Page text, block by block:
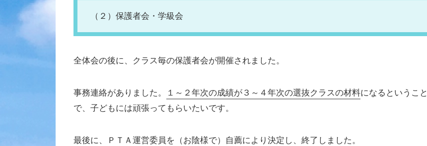
（２）保護者会・学級会
全体会の後に、クラス毎の保護者会が開催されました。
事務連絡がありました。 １～２年次の成績が３～４年次の選抜クラスの材料になるということ
で、子どもには頑張ってもらいたいです。
最後に、ＰＴＡ運営委員を（お陰様で）自薦により決定し、終了しました。